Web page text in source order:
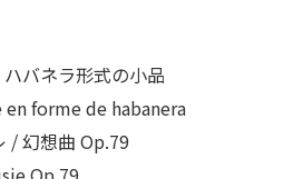
バネラ形式の小品
en forme de habanera
/ 幻想曲 Op.79